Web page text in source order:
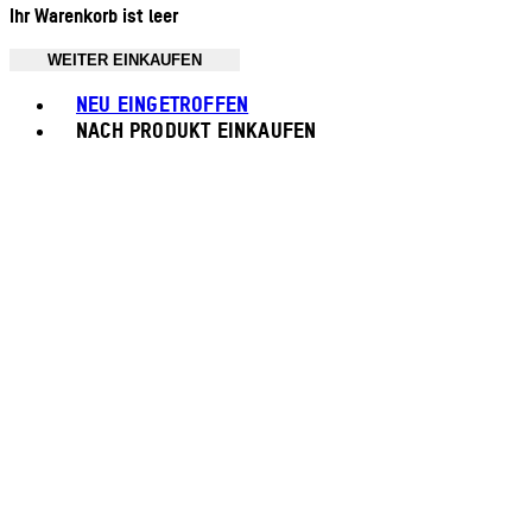
Ihr Warenkorb ist leer
WEITER EINKAUFEN
NEU EINGETROFFEN
NACH PRODUKT EINKAUFEN